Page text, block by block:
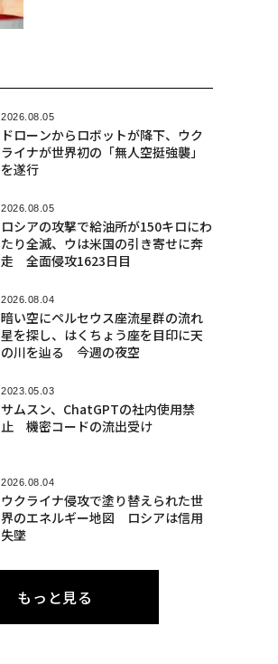
2026.08.05
ドローンからロボットが降下、ウク
ライナが世界初の「無人空挺強襲」
を遂行
2026.08.05
ロシアの攻撃で給油所が150キロにわ
たり全滅、ウは米国の引き寄せに奔
走 全面侵攻1623日目
2026.08.04
暗い空にペルセウス座流星群の流れ
星を探し、はくちょう座を目印に天
の川を辿る 今週の夜空
2023.05.03
サムスン、ChatGPTの社内使用禁
止 機密コードの流出受け
2026.08.04
ウクライナ侵攻で塗り替えられた世
界のエネルギー地図 ロシアは信用
失墜
もっと見る